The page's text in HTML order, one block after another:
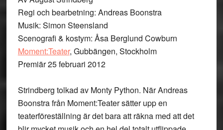
Regi och bearbetning: Andreas Boonstra
Musik: Simon Steensland
Scenografi & kostym: Åsa Berglund Cowburn
Moment:Teater, Gubbängen, Stockholm
Premiär 25 februari 2012
Strindberg tolkad av Monty Python. När Andreas
Boonstra från Moment:Teater sätter upp en
teaterföreställning är det bara att räkna med att det